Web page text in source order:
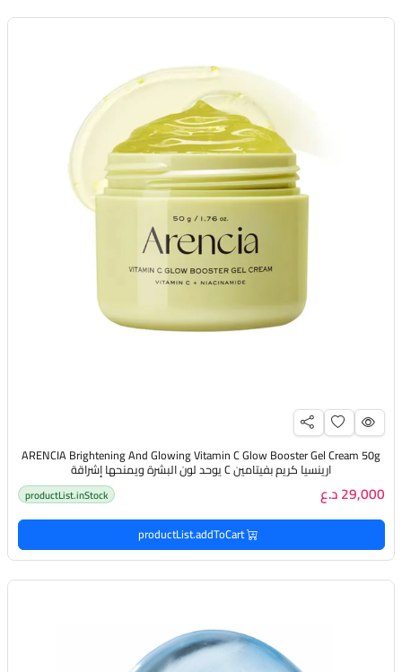
ARENCIA Brightening And Glowing Vitamin C Glow Booster Gel Cream 50g
ارينسيا كريم بفيتامين C يوحد لون البشرة ويمنحها إشراقة
29,000 د.ع productList.inStock
productList.addToCart